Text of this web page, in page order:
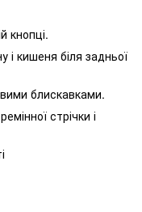
кнопці.
кишеня біля задньої
блискавками.
стрічки і